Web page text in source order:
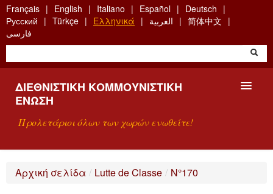
Skip
to
main
content
Français English Italiano Español
Deutsch
Русский
Türkçe Ελληνικά العربية
简体中文
فارسی
ΔΙΕΘΝΙΣΤΙΚΉ ΚΟΜΜΟΥΝΙΣΤΙΚΉ
ΈΝΩΣΗ
Προλετάριοι όλων των χωρών ενωθείτε!
Αρχική σελίδα / Lutte de Classe / N°170